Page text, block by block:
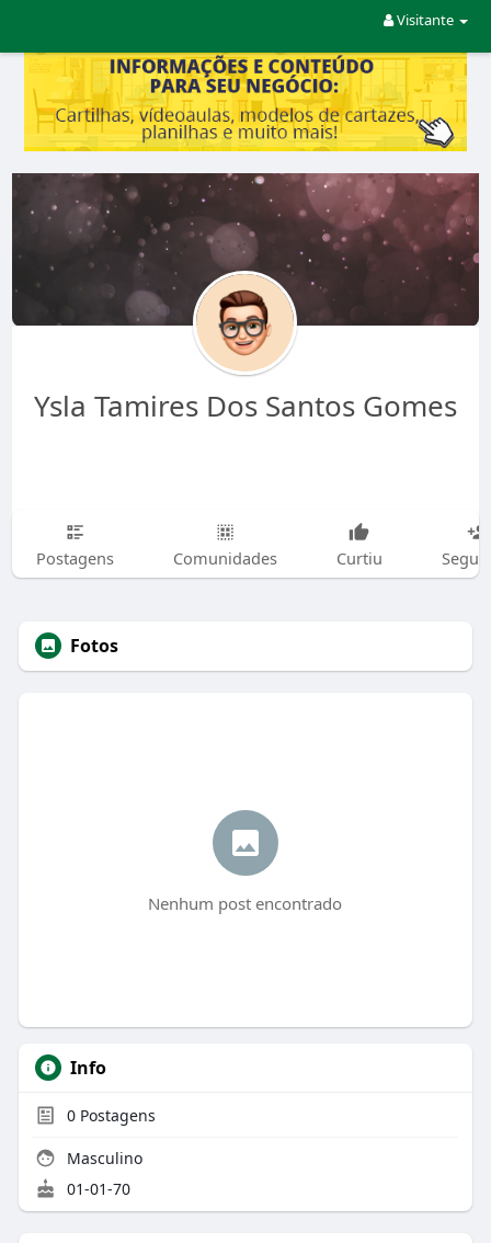
Visitante
Ysla Tamires Dos Santos Gomes
Postagens Comunidades Curtiu
Fotos
Nenhum post encontrado
Info
0Postagens
Masculino
01-01-70